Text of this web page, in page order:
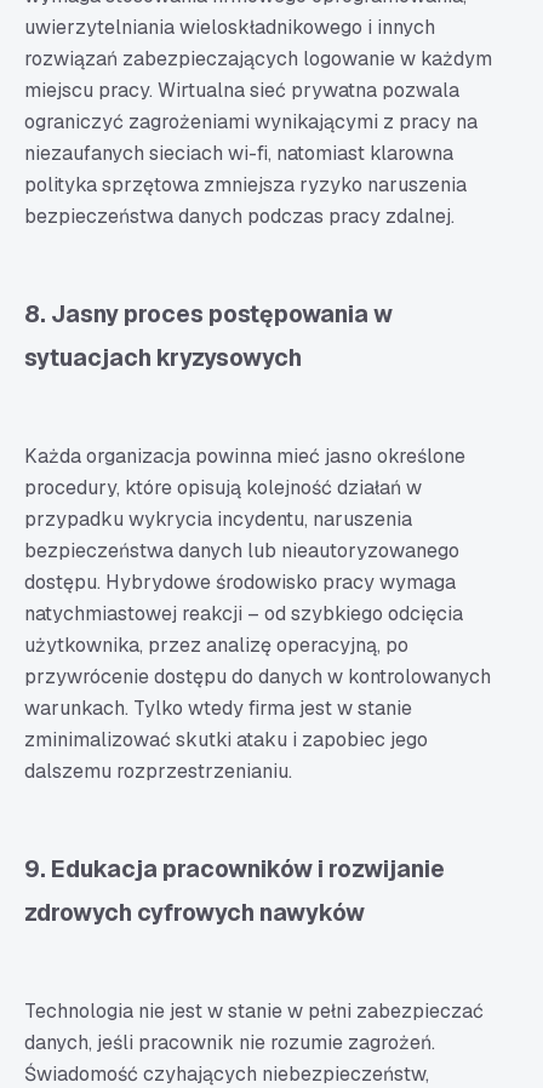
uwierzytelniania wieloskładnikowego i innych
rozwiązań zabezpieczających logowanie w każdym
miejscu pracy. Wirtualna sieć prywatna pozwala
ograniczyć zagrożeniami wynikającymi z pracy na
niezaufanych sieciach wi-fi, natomiast klarowna
polityka sprzętowa zmniejsza ryzyko naruszenia
bezpieczeństwa danych podczas pracy zdalnej.
8. Jasny proces postępowania w
sytuacjach kryzysowych
Każda organizacja powinna mieć jasno określone
procedury, które opisują kolejność działań w
przypadku wykrycia incydentu, naruszenia
bezpieczeństwa danych lub nieautoryzowanego
dostępu. Hybrydowe środowisko pracy wymaga
natychmiastowej reakcji – od szybkiego odcięcia
użytkownika, przez analizę operacyjną, po
przywrócenie dostępu do danych w kontrolowanych
warunkach. Tylko wtedy firma jest w stanie
zminimalizować skutki ataku i zapobiec jego
dalszemu rozprzestrzenianiu.
9. Edukacja pracowników i rozwijanie
zdrowych cyfrowych nawyków
Technologia nie jest w stanie w pełni zabezpieczać
danych, jeśli pracownik nie rozumie zagrożeń.
Świadomość czyhających niebezpieczeństw,